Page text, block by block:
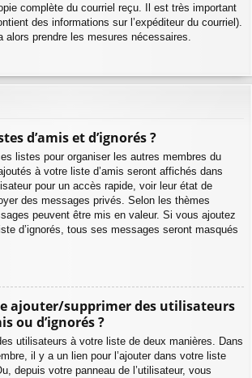
complète du courriel reçu. Il est très important
des informations sur l’expéditeur du courriel).
alors prendre les mesures nécessaires.
d’amis et d’ignorés ?
listes pour organiser les autres membres du
à votre liste d’amis seront affichés dans
pour un accès rapide, voir leur état de
des messages privés. Selon les thèmes
peuvent être mis en valeur. Si vous ajoutez
d’ignorés, tous ses messages seront masqués
ajouter/supprimer des utilisateurs
ou d’ignorés ?
utilisateurs à votre liste de deux manières. Dans
il y a un lien pour l’ajouter dans votre liste
depuis votre panneau de l’utilisateur, vous